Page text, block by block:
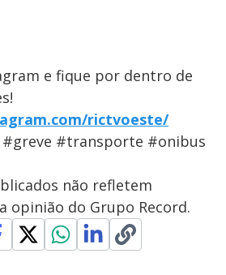
e fique por dentro de
rictvoeste/
#greve #transporte #onibus
não refletem
opinião do Grupo Record.